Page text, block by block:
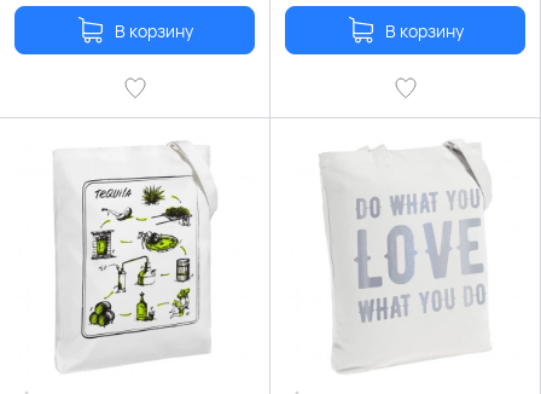
В корзину В корзину